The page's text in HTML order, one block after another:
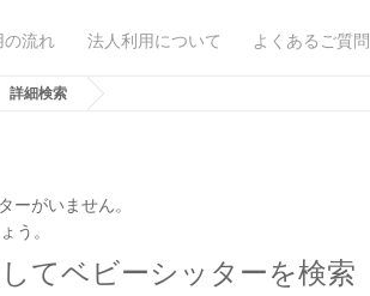
の流れ 法人利用について よくあるご質問
詳細検索
ーがいません。
う。
てベビーシッターを検索